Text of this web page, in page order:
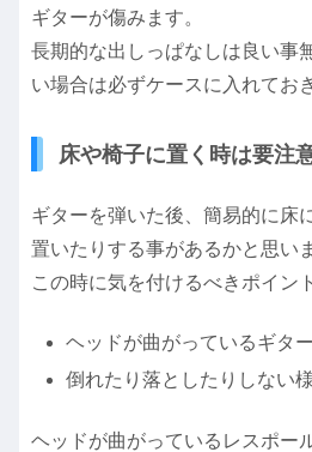
ギターが傷みます。
長期的な出しっぱなしは良い事
い場合は必ずケースに入れてお
床や椅子に置く時は要注
ギターを弾いた後、簡易的に床
置いたりする事があるかと思い
この時に気を付けるべきポイン
ヘッドが曲がっているギタ
倒れたり落としたりしない
ヘッドが曲がっているレスポー